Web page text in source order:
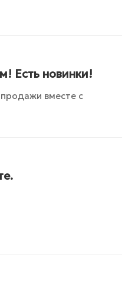
Есть новинки!
вместе с